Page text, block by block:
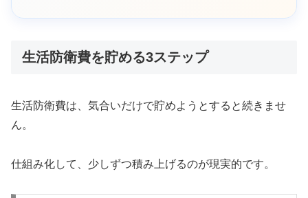
生活防衛費を貯める3ステップ
生活防衛費は、気合いだけで貯めようとすると続きませ
ん。
仕組み化して、少しずつ積み上げるのが現実的です。